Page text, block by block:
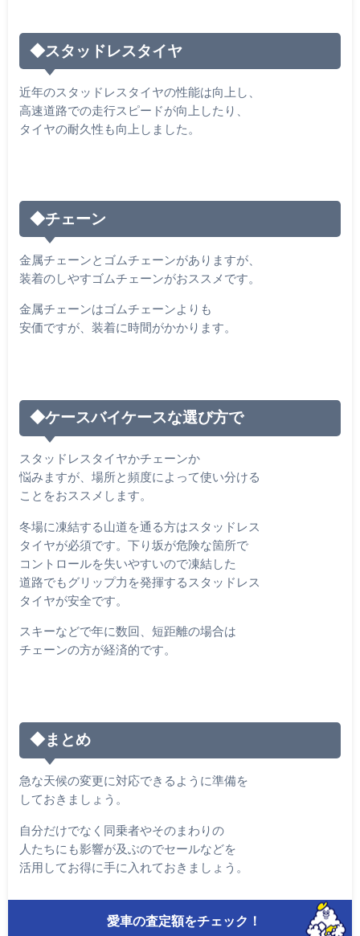
◆スタッドレスタイヤ
近年のスタッドレスタイヤの性能は向上し、
高速道路での走行スピードが向上したり、
タイヤの耐久性も向上しました。
◆チェーン
金属チェーンとゴムチェーンがありますが、
装着のしやすゴムチェーンがおススメです。
金属チェーンはゴムチェーンよりも
安価ですが、装着に時間がかかります。
◆ケースバイケースな選び方で
スタッドレスタイヤかチェーンか
悩みますが、場所と頻度によって使い分ける
ことをおススメします。
冬場に凍結する山道を通る方はスタッドレス
タイヤが必須です。下り坂が危険な箇所で
コントロールを失いやすいので凍結した
道路でもグリップ力を発揮するスタッドレス
タイヤが安全です。
スキーなどで年に数回、短距離の場合は
チェーンの方が経済的です。
◆まとめ
急な天候の変更に対応できるように準備を
しておきましょう。
自分だけでなく同乗者やそのまわりの
人たちにも影響が及ぶのでセールなどを
活用してお得に手に入れておきましょう。
愛車の査定額をチェック！